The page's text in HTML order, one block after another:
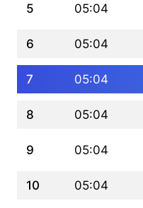
5 05:04
6 05:04
7 05:04
8 05:04
9 05:04
10 05:04